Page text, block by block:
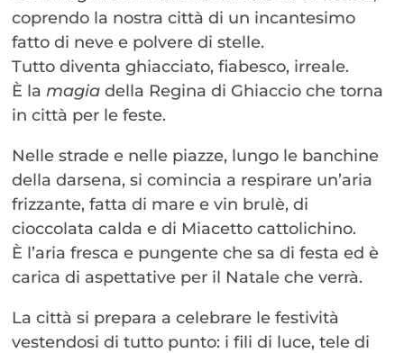
coprendo la nostra città di un incantesimo
fatto di neve e polvere di stelle.
Tutto diventa ghiacciato, fiabesco, irreale.
È lamagia della Regina di Ghiaccio che torna
in città per le feste.
Nelle strade e nelle piazze, lungo le banchine
della darsena, si comincia a respirare un’aria
frizzante, fatta di mare e vin brulè, di
cioccolata calda e di Miacetto cattolichino.
È l’aria fresca e pungente che sa di festa ed è
carica di aspettative per il Natale che verrà.
La città si prepara a celebrare le festività
vestendosi di tutto punto: i fili di luce, tele di